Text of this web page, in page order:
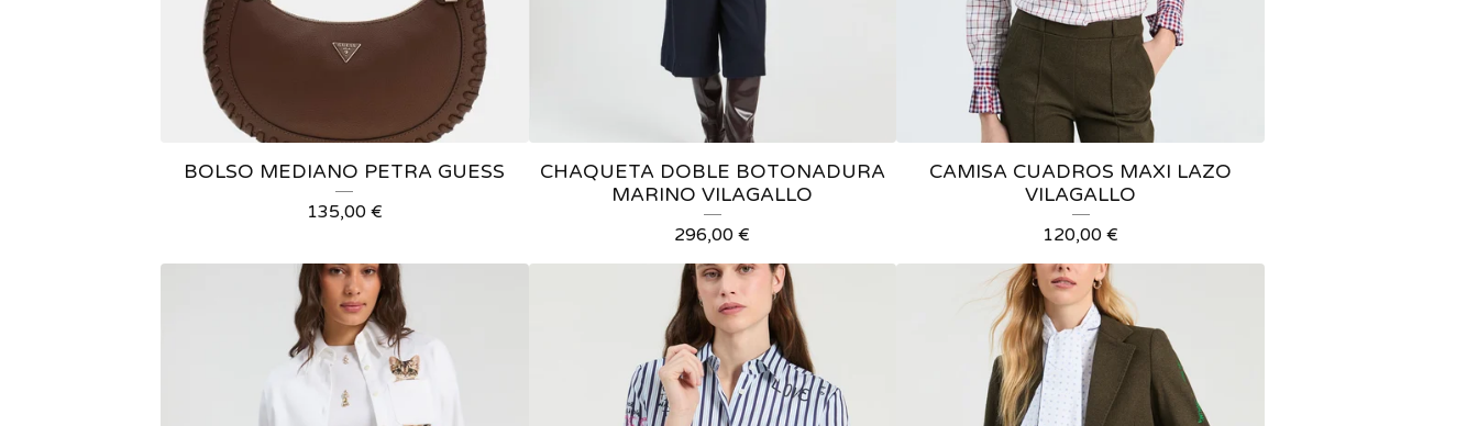
BOLSO MEDIANO PETRA GUESS
135,00 €
CHAQUETA DOBLE BOTONADURA
MARINO VILAGALLO
296,00€
CAMISA CUADROS MAXI LAZO
VILAGALLO
120,00€